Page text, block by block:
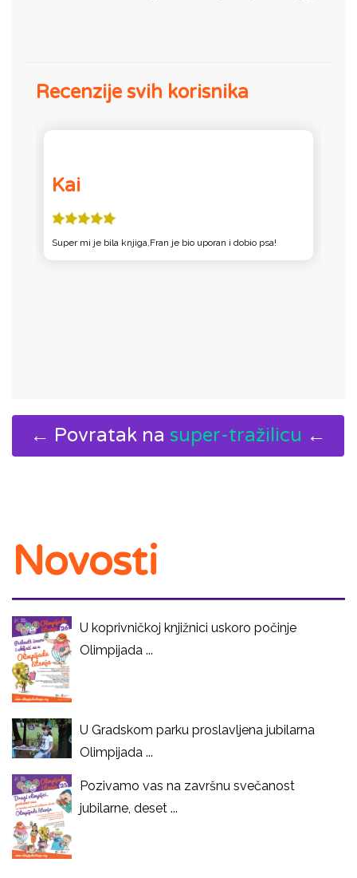
Recenzije svih korisnika
Kai
Super mi je bila knjiga,Fran je bio uporan i dobio psa!
← Povratak na super-tražilicu ←
Novosti
U koprivničkoj knjižnici uskoro počinje
Olimpijada ...
U Gradskom parku proslavljena jubilarna
Olimpijada ...
Pozivamo vas na završnu svečanost
jubilarne, deset ...